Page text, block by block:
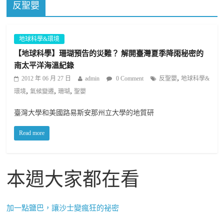
反聖嬰
地球科學&環境
【地球科學】珊瑚預告的災難？ 解開臺灣夏季降雨秘密的
南太平洋海溫紀錄
2012 年 06 月 27 日 admin 0 Comment 反聖嬰,地球科學&
環境,氣候變遷,珊瑚 ,聖嬰
臺灣大學和美國路易斯安那州立大學的地質研
Read more
本週大家都在看
加一點鹽巴，讓沙士變瘋狂的祕密